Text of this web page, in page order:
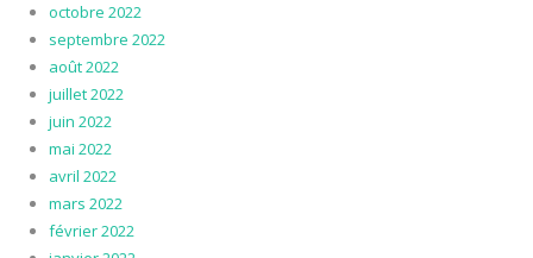
octobre 2022
septembre 2022
août 2022
juillet 2022
juin 2022
mai 2022
avril 2022
mars 2022
février 2022